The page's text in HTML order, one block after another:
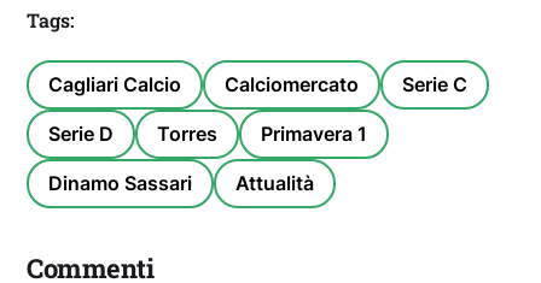
Tags:
Cagliari Calcio Calciomercato Serie C
Serie D Torres Primavera 1
Dinamo Sassari Attualità
Commenti